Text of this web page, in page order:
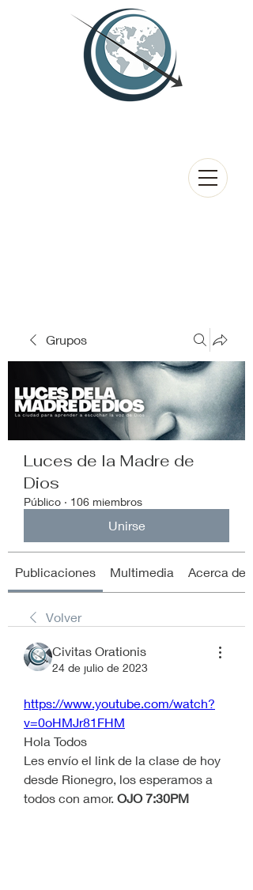
Grupos
Luces de la Madre de
Dios
Público · 106 miembros
Unirse
Publicaciones Multimedia Acerca de
Volver
Civitas Orationis
24 de julio de 2023
https://www.youtube.com/watch?
v=0oHMJr81FHM
Hola Todos
Les envío el link de la clase de hoy
desde Rionegro, los esperamos a
todos con amor. OJO 7:30PM